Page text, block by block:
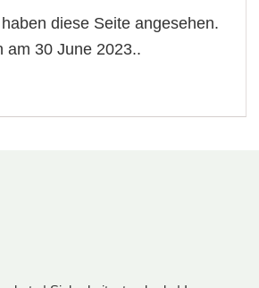
diese Seite angesehen.
am 30 June 2023..